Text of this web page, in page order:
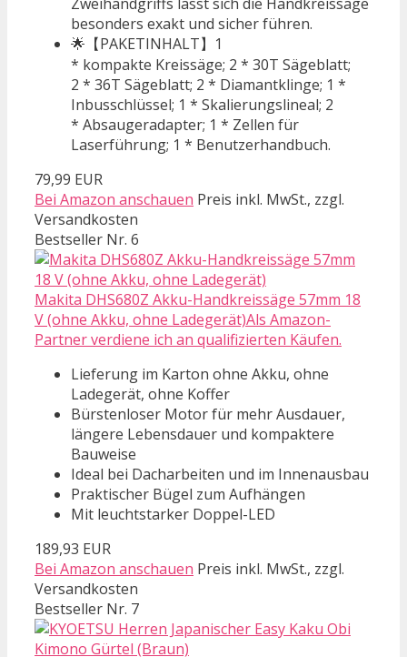
besonders exakt und sicher führen.
🌟【PAKETINHALT】1
* kompakte Kreissäge; 2 * 30T Sägeblatt;
2 * 36T Sägeblatt; 2 * Diamantklinge; 1 *
Inbusschlüssel; 1 * Skalierungslineal; 2
* Absaugeradapter; 1 * Zellen für
Laserführung; 1 * Benutzerhandbuch.
79,99 EUR
Bei Amazon anschauen Preis inkl. MwSt., zzgl.
Versandkosten
Bestseller Nr. 6
Makita DHS680Z Akku-Handkreissäge 57mm 18
V (ohne Akku, ohne Ladegerät)Als Amazon-
Partner verdiene ich an qualifizierten Käufen.
Lieferung im Karton ohne Akku, ohne
Ladegerät, ohne Koffer
Bürstenloser Motor für mehr Ausdauer,
längere Lebensdauer und kompaktere
Bauweise
Ideal bei Dacharbeiten und im Innenausbau
Praktischer Bügel zum Aufhängen
Mit leuchtstarker Doppel-LED
189,93 EUR
Bei Amazon anschauen Preis inkl. MwSt., zzgl.
Versandkosten
Bestseller Nr. 7